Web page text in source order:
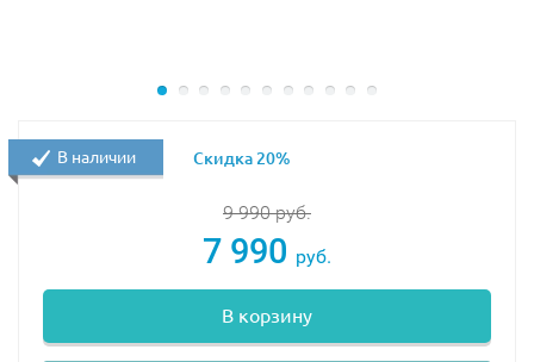
уникальных инсталляций.
Конструктор понравится всем поклонникам фэнтези о
динозаврах и любителям этой увлекательной
доисторических монстров. Качественно
изготовленный набор будет долгие годы радовать
видом и плотностью соединения деталей.
9 990руб.
7 990 руб.
В корзину
В наличии Скидка 20%